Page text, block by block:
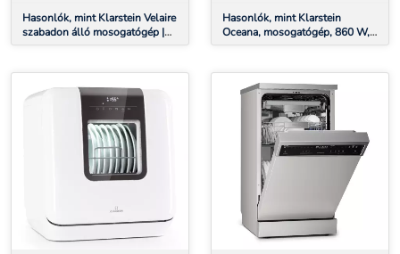
Hasonlók, mint Klarstein Velaire
szabadon álló mosogatógép |
Minimalista, elegáns, nagy
Hasonlók, mint Klarstein
Oceana, mosogatógép, 860 W,
F energiahatékonysági osztály,
fehér